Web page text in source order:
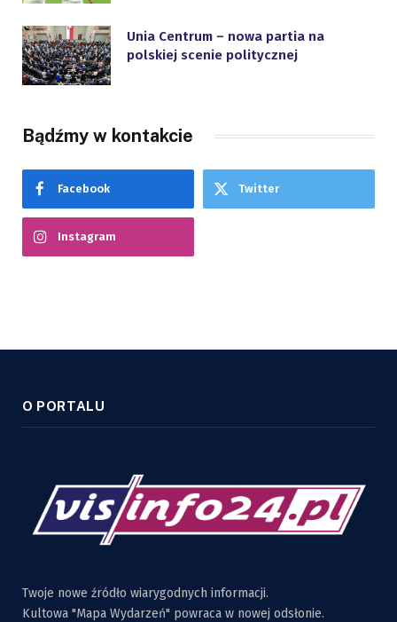
Unia Centrum – nowa partia na
polskiej scenie politycznej
Bądźmy w kontakcie
Facebook Twitter
Instagram
O PORTALU
Twoje nowe źródło wiarygodnych informacji.
Kultowa "Mapa Wydarzeń" powraca w nowej odsłonie.